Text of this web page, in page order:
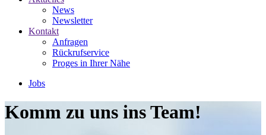
News
Newsletter
Kontakt
Anfragen
Rückrufservice
Proges in Ihrer Nähe
Jobs
Komm zu uns ins Team!